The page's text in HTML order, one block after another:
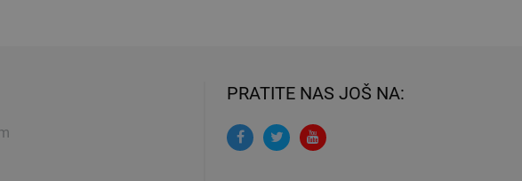
PRATITE NAS JOŠ NA: